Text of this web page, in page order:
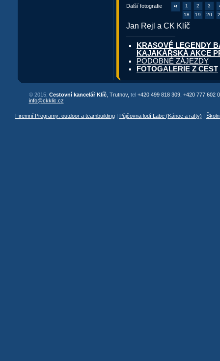
Další fotografie 1 2 3
18
19 20
Jan Rejl a CK Klíč
KRASOVÉ LEGENDY
KAJAKÁŘSKÁ AKCE
PODOBNÉ ZÁJEZDY
FOTOGALERIE Z CEST
© 2015, Cestovní kancelář Klíč, Trutnov, tel +420 499 818 309, +420 777 602
info@ckklic.cz
Firemní Programy: outdoor a teambuilding| Půjčovna lodí Labe (Kánoe a rafty)